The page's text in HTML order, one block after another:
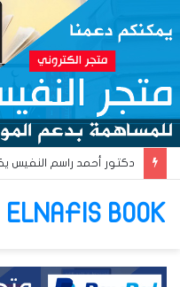
ELNAFIS BOOK